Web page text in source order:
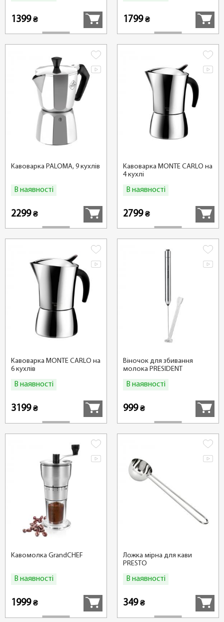
1399₴ 1799₴
Кавоварка PALOMA, 9 кухлів
В наявності
2299₴
Кавоварка MONTE CARLO на
4 кухлі
В наявності
2799₴
Кавоварка MONTE CARLO на
6 кухлів
В наявності
3199₴
Віночок для збивання
молока PRESIDENT
В наявності
999₴
Кавомолка GrandCHEF
В наявності
1999₴
Ложка мірна для кави
PRESTO
В наявності
349₴